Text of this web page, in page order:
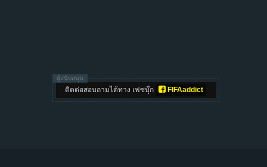
ผู้สนับสนุน
ติดต่อสอบถามได้ทาง เฟซบุ๊ก FIFAaddict